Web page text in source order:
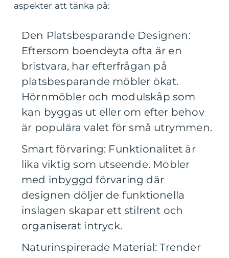
aspekter att tänka på:
Den Platsbesparande Designen:
Eftersom boendeyta ofta är en
bristvara, har efterfrågan på
platsbesparande möbler ökat.
Hörnmöbler och modulskåp som
kan byggas ut eller om efter behov
är populära valet för små utrymmen.
Smart förvaring: Funktionalitet är
lika viktig som utseende. Möbler
med inbyggd förvaring där
designen döljer de funktionella
inslagen skapar ett stilrent och
organiserat intryck.
Naturinspirerade Material: Trender